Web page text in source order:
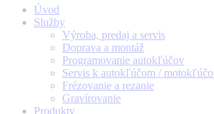
new
window
Úvod
Služby
Výroba, predaj a servis
Doprava a montáž
Programovanie autokľúčov
Servis k autokľúčom /
Frézovanie a rezanie
Gravírovanie
Produkty